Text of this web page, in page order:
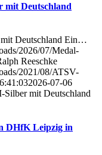
mit Deutschland
Deutschland Ein…
2026/07/Medal-
Reeschke
2021/08/ATSV-
2026-07-06
mit Deutschland
DHfK Leipzig in